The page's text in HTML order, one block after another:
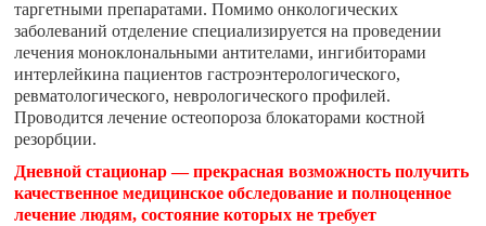
таргетными препаратами. Помимо онкологических
заболеваний отделение специализируется на проведении
лечения моноклональными антителами, ингибиторами
интерлейкина пациентов гастроэнтерологического,
ревматологического, неврологического профилей.
Проводится лечение остеопороза блокаторами костной
резорбции.
Дневной стационар — прекрасная возможность получить
качественное медицинское обследование и полноценное
лечение людям, состояние которых не требует